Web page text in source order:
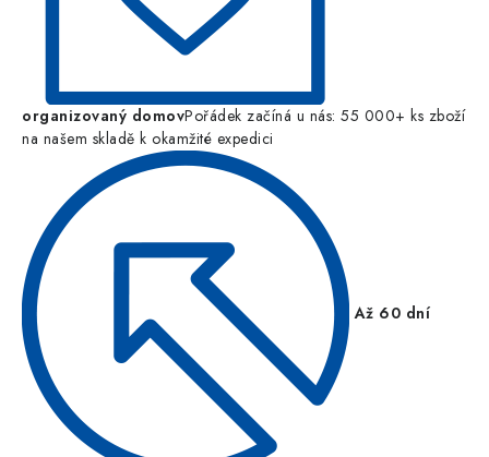
organizovaný domovPořádek začíná u nás: 55 000+ ks zboží
na našem skladě k okamžité expedici
Až 60 dní